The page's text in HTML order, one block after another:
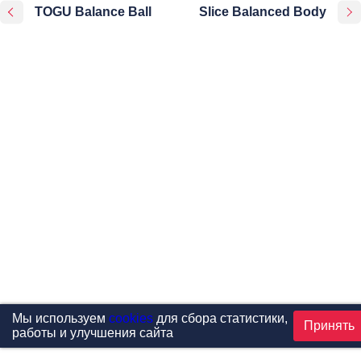
TOGU Balance Ball Slice Balanced Body
Мы используем cookiesдля сбора статистики,
работы и улучшения сайта
Принять